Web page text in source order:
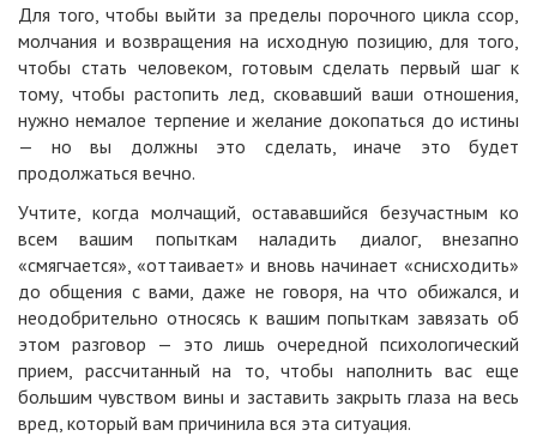
Для того, чтобы выйти за пределы порочного цикла ссор,
молчания и возвращения на исходную позицию, для того,
чтобы стать человеком, готовым сделать первый шаг к
тому, чтобы растопить лед, сковавший ваши отношения,
нужно немалое терпение и желание докопаться до истины
— но вы должны это сделать, иначе это будет
продолжаться вечно.
Учтите, когда молчащий, остававшийся безучастным ко
всем вашим попыткам наладить диалог, внезапно
«смягчается», «оттаивает» и вновь начинает «снисходить»
до общения с вами, даже не говоря, на что обижался, и
неодобрительно относясь к вашим попыткам завязать об
этом разговор — это лишь очередной психологический
прием, рассчитанный на то, чтобы наполнить вас еще
большим чувством вины и заставить закрыть глаза на весь
вред, который вам причинила вся эта ситуация.